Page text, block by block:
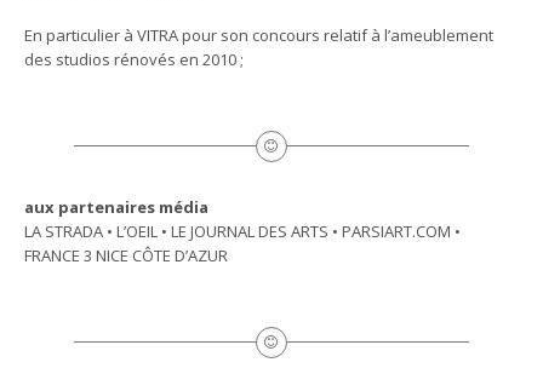
En particulier à VITRA pour son concours relatif à l’ameublement
des studios rénovés en 2010 ;
aux partenaires média
LA STRADA • L’OEIL • LE JOURNAL DES ARTS • PARSIART.COM •
FRANCE 3 NICE CÔTE D’AZUR